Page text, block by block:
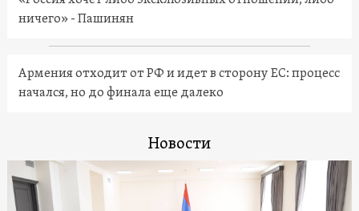
ничего» - Пашинян
Армения отходит от РФ и идет в сторону ЕС: процесс
начался, но до финала еще далеко
Новости